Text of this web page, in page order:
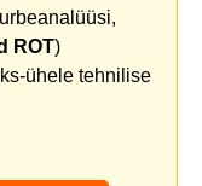
ROT)
ühele tehnilise